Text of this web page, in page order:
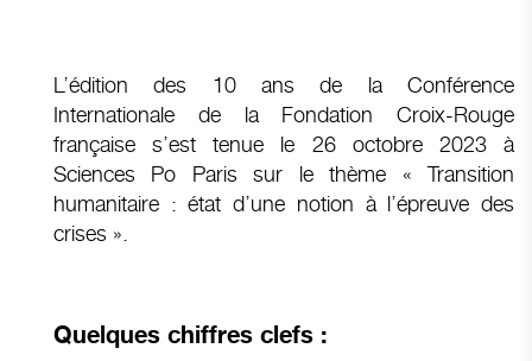
L’édition des 10 ans de la Conférence
Internationale de la Fondation Croix-Rouge
française s’est tenue le 26 octobre 2023 à
Sciences Po Paris sur le thème « Transition
humanitaire : état d’une notion à l’épreuve des
crises ».
Quelques chiffres clefs :